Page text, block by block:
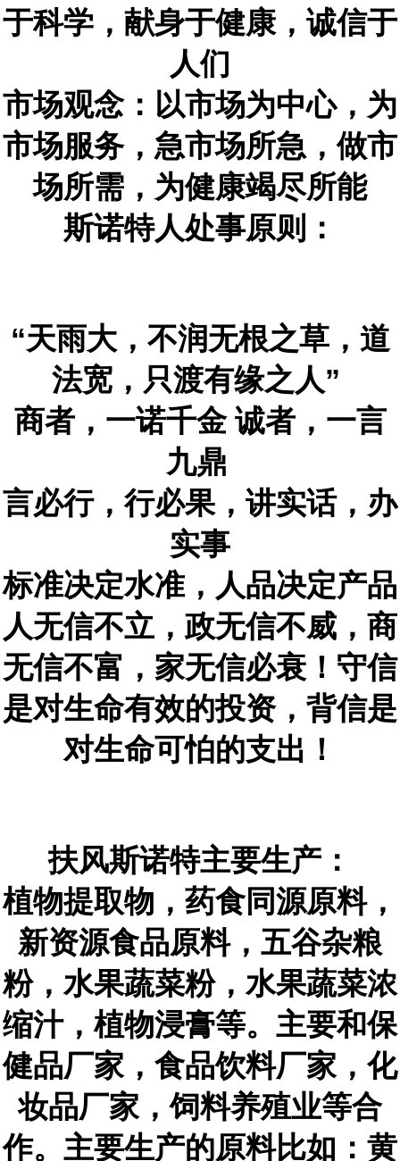
于科学，献身于健康，诚信于
人们
市场观念：以市场为中心，为
市场服务，急市场所急，做市
场所需，为健康竭尽所能
斯诺特人处事原则：
“天雨大，不润无根之草，道
法宽，只渡有缘之人”
商者，一诺千金 诚者，一言
九鼎
言必行，行必果，讲实话，办
实事
标准决定水准，人品决定产品
人无信不立，政无信不威，商
无信不富，家无信必衰！守信
是对生命有效的投资，背信是
对生命可怕的支出！
扶风斯诺特主要生产：
植物提取物，药食同源原料，
新资源食品原料，五谷杂粮
粉，水果蔬菜粉，水果蔬菜浓
缩汁，植物浸膏等。主要和保
健品厂家，食品饮料厂家，化
妆品厂家，饲料养殖业等合
作。主要生产的原料比如：黄